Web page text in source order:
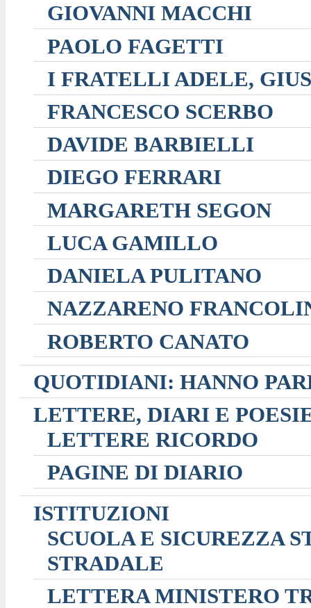
GIOVANNI MACCHI
PAOLO FAGETTI
I FRATELLI ADELE,
FRANCESCO SCERBO
DAVIDE BARBIELLI
DIEGO FERRARI
MARGARETH SEGON
LUCA GAMILLO
DANIELA PULITANO
NAZZARENO
ROBERTO CANATO
QUOTIDIANI: HANNO
LETTERE, DIARI E
LETTERE RICORDO
PAGINE DI DIARIO
ISTITUZIONI
SCUOLA E SICUREZZA
STRADALE
LETTERA MINISTERO